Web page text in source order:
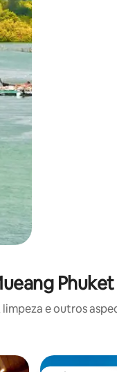
o dedo na tela.
Phuket
e outros